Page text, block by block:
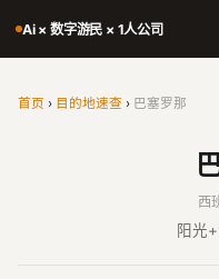
Ai × 数字游民 × 1人公司
首页 › 目的地速查 › 巴塞罗那
西
阳光